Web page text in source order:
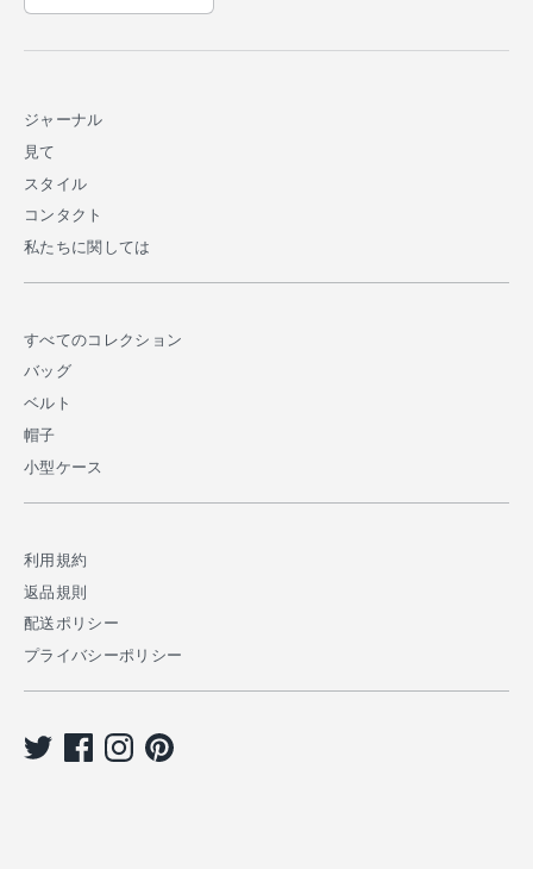
ジャーナル
見て
スタイル
コンタクト
私たちに関しては
すべてのコレクション
バッグ
ベルト
帽子
小型ケース
利用規約
返品規則
配送ポリシー
プライバシーポリシー